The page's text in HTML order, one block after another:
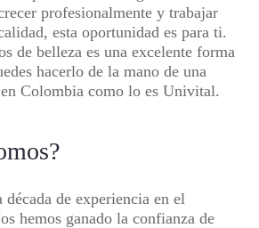
profesionalmente y trabajar
esta oportunidad es para ti.
de belleza es una excelente forma
hacerlo de la mano de una
Colombia como lo es Univital.
de experiencia en el
hemos ganado la confianza de